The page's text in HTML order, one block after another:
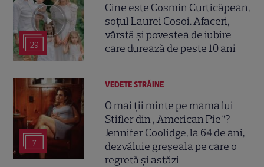
29
Cine este Cosmin Curticăpean,
soțul Laurei Cosoi. Afaceri,
vârstă și povestea de iubire
care durează de peste 10 ani
7
VEDETE STRĂINE
O mai ții minte pe mama lui
Stifler din „American Pie”?
Jennifer Coolidge, la 64 de ani,
dezvăluie greșeala pe care o
regretă și astăzi